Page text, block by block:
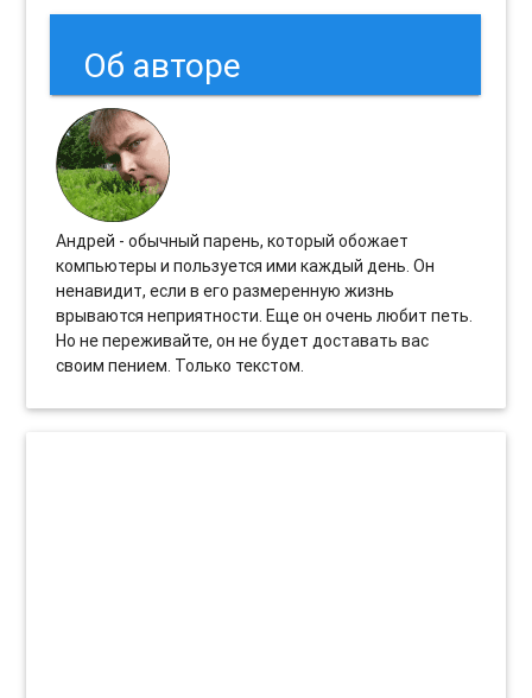
Об авторе
Андрей - обычный парень, который обожает
компьютеры и пользуется ими каждый день. Он
ненавидит, если в его размеренную жизнь
врываются неприятности. Еще он очень любит петь.
Но не переживайте, он не будет доставать вас
своим пением. Только текстом.